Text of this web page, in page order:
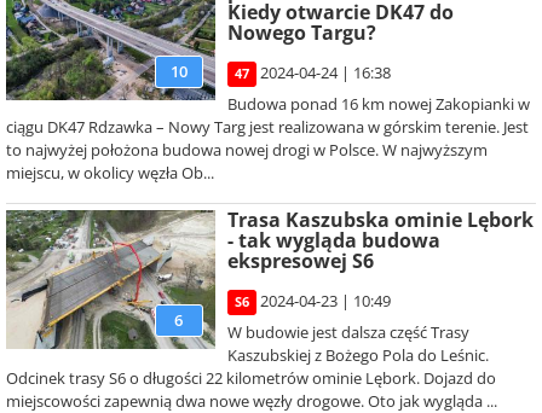
10
Kiedy otwarcie DK47 do
Nowego Targu?
47
2024-04-24 | 16:38
Budowa ponad 16 km nowej Zakopianki w
ciągu DK47 Rdzawka – Nowy Targ jest realizowana w górskim terenie. Jest
to najwyżej położona budowa nowej drogi w Polsce. W najwyższym
miejscu, w okolicy węzła Ob...
6
Trasa Kaszubska ominie Lębork
- tak wygląda budowa
ekspresowej S6
S6
2024-04-23 | 10:49
W budowie jest dalsza część Trasy
Kaszubskiej z Bożego Pola do Leśnic.
Odcinek trasy S6 o długości 22 kilometrów ominie Lębork. Dojazd do
miejscowości zapewnią dwa nowe węzły drogowe. Oto jak wygląda ...